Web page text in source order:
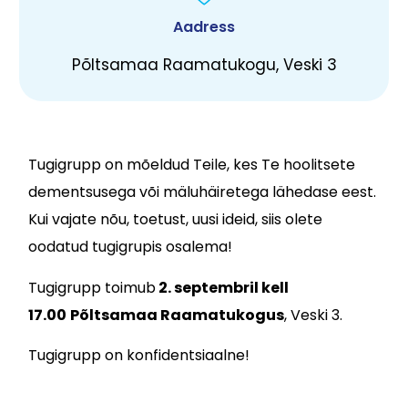
Aadress
Põltsamaa Raamatukogu, Veski 3
Tugigrupp on mõeldud Teile, kes Te hoolitsete
dementsusega või mäluhäiretega lähedase eest.
Kui vajate nõu, toetust, uusi ideid, siis olete
oodatud tugigrupis osalema!
Tugigrupp toimub2. septembril kell
17.00 Põltsamaa Raamatukogus, Veski 3.
Tugigrupp on konfidentsiaalne!